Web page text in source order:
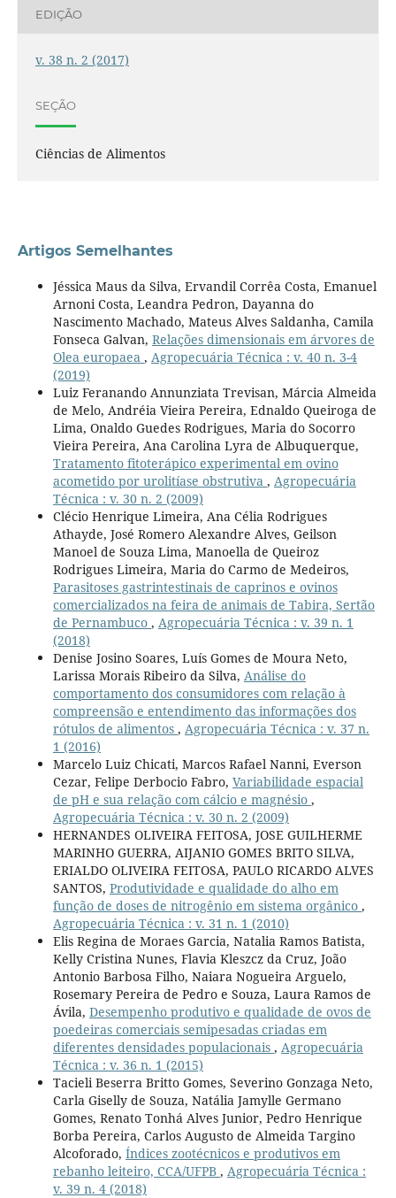
EDIÇÃO
v. 38 n. 2 (2017)
SEÇÃO
Ciências de Alimentos
Artigos Semelhantes
Jéssica Maus da Silva, Ervandil Corrêa Costa, Emanuel
Arnoni Costa, Leandra Pedron, Dayanna do
Nascimento Machado, Mateus Alves Saldanha, Camila
Fonseca Galvan, Relações dimensionais em árvores de
Olea europaea , Agropecuária Técnica : v. 40 n. 3-4
(2019)
Luiz Feranando Annunziata Trevisan, Márcia Almeida
de Melo, Andréia Vieira Pereira, Ednaldo Queiroga de
Lima, Onaldo Guedes Rodrigues, Maria do Socorro
Vieira Pereira, Ana Carolina Lyra de Albuquerque,
Tratamento fitoterápico experimental em ovino
acometido por urolitíase obstrutiva , Agropecuária
Técnica : v. 30 n. 2 (2009)
Clécio Henrique Limeira, Ana Célia Rodrigues
Athayde, José Romero Alexandre Alves, Geilson
Manoel de Souza Lima, Manoella de Queiroz
Rodrigues Limeira, Maria do Carmo de Medeiros,
Parasitoses gastrintestinais de caprinos e ovinos
comercializados na feira de animais de Tabira, Sertão
de Pernambuco , Agropecuária Técnica : v. 39 n. 1
(2018)
Denise Josino Soares, Luís Gomes de Moura Neto,
Larissa Morais Ribeiro da Silva, Análise do
comportamento dos consumidores com relação à
compreensão e entendimento das informações dos
rótulos de alimentos , Agropecuária Técnica : v. 37 n.
1 (2016)
Marcelo Luiz Chicati, Marcos Rafael Nanni, Everson
Cezar, Felipe Derbocio Fabro, Variabilidade espacial
de pH e sua relação com cálcio e magnésio ,
Agropecuária Técnica : v. 30 n. 2 (2009)
HERNANDES OLIVEIRA FEITOSA, JOSE GUILHERME
MARINHO GUERRA, AIJANIO GOMES BRITO SILVA,
ERIALDO OLIVEIRA FEITOSA, PAULO RICARDO ALVES
SANTOS, Produtividade e qualidade do alho em
função de doses de nitrogênio em sistema orgânico ,
Agropecuária Técnica : v. 31 n. 1 (2010)
Elis Regina de Moraes Garcia, Natalia Ramos Batista,
Kelly Cristina Nunes, Flavia Kleszcz da Cruz, João
Antonio Barbosa Filho, Naiara Nogueira Arguelo,
Rosemary Pereira de Pedro e Souza, Laura Ramos de
Ávila, Desempenho produtivo e qualidade de ovos de
poedeiras comerciais semipesadas criadas em
diferentes densidades populacionais , Agropecuária
Técnica : v. 36 n. 1 (2015)
Tacieli Beserra Britto Gomes, Severino Gonzaga Neto,
Carla Giselly de Souza, Natália Jamylle Germano
Gomes, Renato Tonhá Alves Junior, Pedro Henrique
Borba Pereira, Carlos Augusto de Almeida Targino
Alcoforado, Índices zootécnicos e produtivos em
rebanho leiteiro, CCA/UFPB , Agropecuária Técnica :
v. 39 n. 4 (2018)